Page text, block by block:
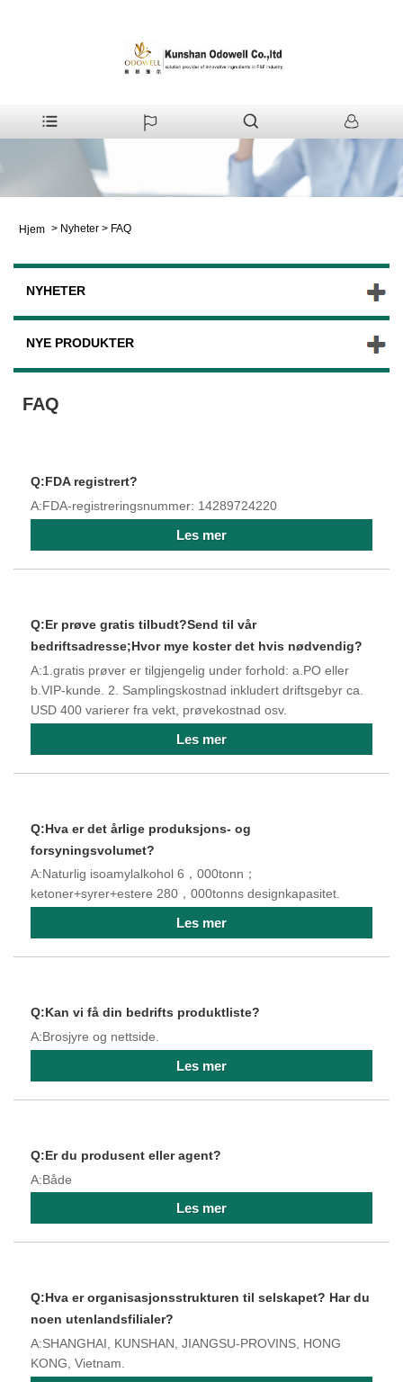
Hjem > Nyheter > FAQ
NYHETER
NYE PRODUKTER
FAQ
Q:FDA registrert?
A:FDA-registreringsnummer: 14289724220
Les mer
Q:Er prøve gratis tilbudt?Send til vår
bedriftsadresse;Hvor mye koster det hvis nødvendig?
A:1.gratis prøver er tilgjengelig under forhold: a.PO eller
b.VIP-kunde. 2. Samplingskostnad inkludert driftsgebyr ca.
USD 400 varierer fra vekt, prøvekostnad osv.
Les mer
Q:Hva er det årlige produksjons- og
forsyningsvolumet?
A:Naturlig isoamylalkohol 6，000tonn；
ketoner+syrer+estere 280，000tonns designkapasitet.
Les mer
Q:Kan vi få din bedrifts produktliste?
A:Brosjyre og nettside.
Les mer
Q:Er du produsent eller agent?
A:Både
Les mer
Q:Hva er organisasjonsstrukturen til selskapet? Har du
noen utenlandsfilialer?
A:SHANGHAI, KUNSHAN, JIANGSU-PROVINS, HONG
KONG, Vietnam.